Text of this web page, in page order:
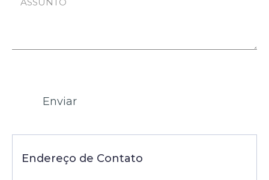
Enviar
Endereço de Contato